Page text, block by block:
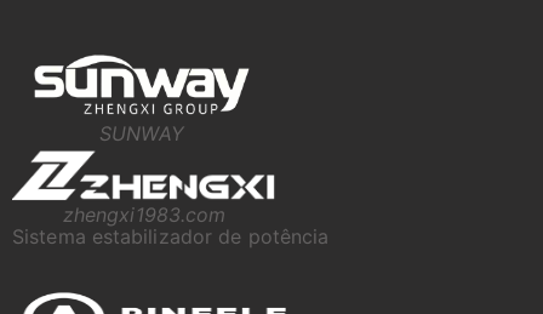
SUNWAY
zhengxi1983.com
Sistema estabilizador de potência